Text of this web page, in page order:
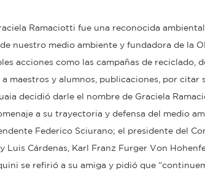
Ramaciotti fue una reconocida
nuestro medio ambiente y fundadora de la
acciones como las campañas de reciclado,
maestros y alumnos, publicaciones, por citar
decidió darle el nombre de Graciela
a su trayectoria y defensa del medio
Federico Sciurano; el presidente del
Luis Cárdenas, Karl Franz Furger Von
se refirió a su amiga y pidió que